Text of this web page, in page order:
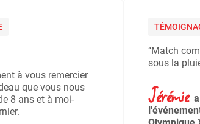
à vous remercier
que vous nous
8 ans et à moi-
‘‘Match
sous la
Jérémie